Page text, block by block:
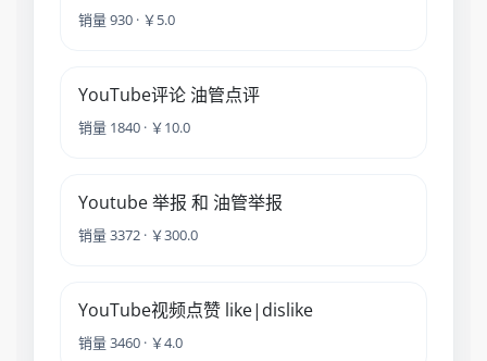
销量 930 · ￥5.0
YouTube评论 油管点评
销量 1840 · ￥10.0
Youtube 举报 和 油管举报
销量 3372 · ￥300.0
YouTube视频点赞 like|dislike
销量 3460 · ￥4.0